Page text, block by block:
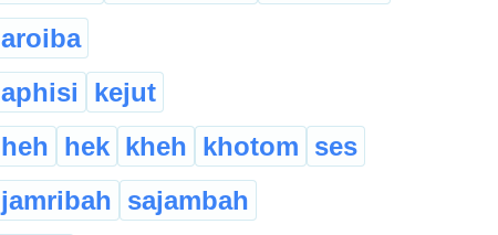
aroiba
aphisi kejut
heh hek kheh khotom ses
jamribah sajambah